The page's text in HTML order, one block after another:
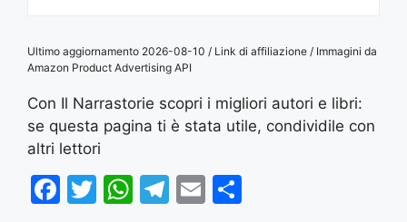
Ultimo aggiornamento 2026-08-10 / Link di affiliazione / Immagini da
Amazon Product Advertising API
Con Il Narrastorie scopri i migliori autori e libri:
se questa pagina ti è stata utile, condividile con
altri lettori
F
T
W T
E